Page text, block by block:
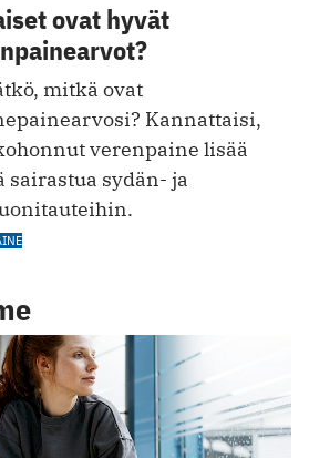
ovat hyvät
mitkä ovat
Kannattaisi,
verenpaine lisää
sairastua sydän- ja